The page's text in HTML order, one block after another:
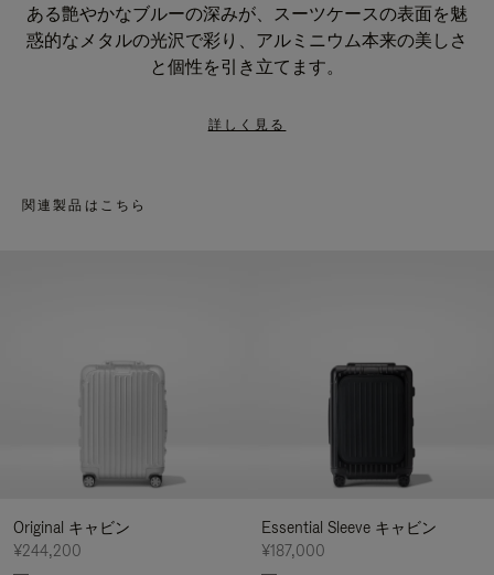
ある艶やかなブルーの深みが、スーツケースの表面を魅
惑的なメタルの光沢で彩り、アルミニウム本来の美しさ
と個性を引き立てます。
詳しく見る
関連製品はこちら
Original キャビン
¥244,200
Essential Sleeve キャビン
¥187,000